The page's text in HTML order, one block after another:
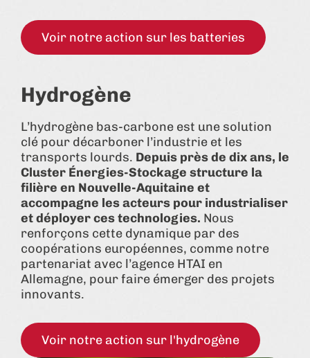
Voir notre action sur les batteries
Hydrogène
L’hydrogène bas-carbone est une solution
clé pour décarboner l’industrie et les
transports lourds. Depuis près de dix ans, le
Cluster Énergies-Stockage structure la
filière en Nouvelle-Aquitaine et
accompagne les acteurs pour industrialiser
et déployer ces technologies. Nous
renforçons cette dynamique par des
coopérations européennes, comme notre
partenariat avec l’agence HTAI en
Allemagne, pour faire émerger des projets
innovants.
Voir notre action sur l'hydrogène